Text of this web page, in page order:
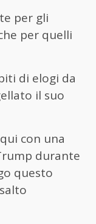
per gli
per quelli
di elogi da
il suo
con una
durante
questo